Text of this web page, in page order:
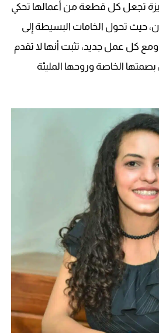
تجعل كل قطعة من أعمالها تحكي
حيث تحول الخامات البسيطة إلى
كل عمل جديد، تثبت أنها لا تقدم
الخاصة وروحها المليئة